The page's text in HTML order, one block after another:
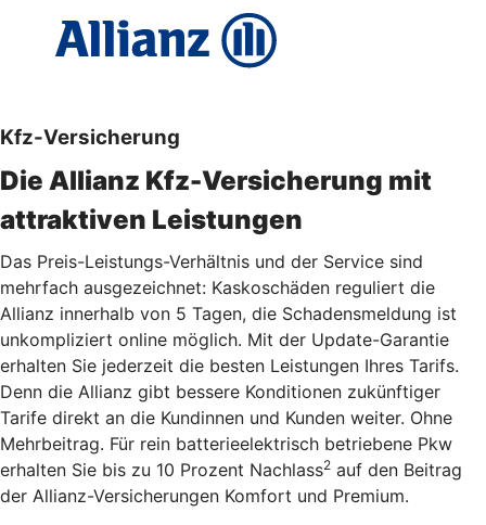
Kfz-Versicherung
Die Allianz Kfz-Versicherung mit
attraktiven Leistungen
Das Preis-Leistungs-Verhältnis und der Service sind
mehrfach ausgezeichnet: Kaskoschäden reguliert die
Allianz innerhalb von 5 Tagen, die Schadensmeldung ist
unkompliziert online möglich. Mit der Update-Garantie
erhalten Sie jederzeit die besten Leistungen Ihres Tarifs.
Denn die Allianz gibt bessere Konditionen zukünftiger
Tarife direkt an die Kundinnen und Kunden weiter. Ohne
Mehrbeitrag. Für rein batterieelektrisch betriebene Pkw
erhalten Sie bis zu 10 Prozent Nachlass2 auf den Beitrag
der Allianz-Versicherungen Komfort und Premium.